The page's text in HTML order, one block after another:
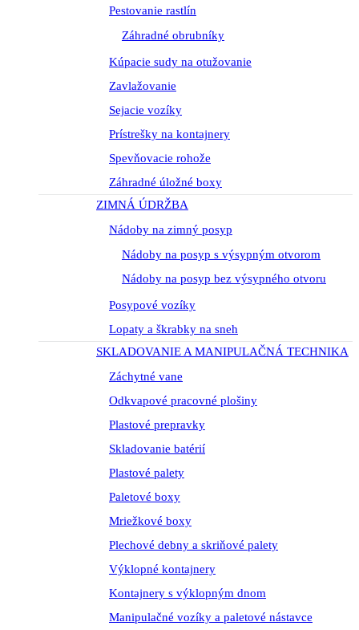
Pestovanie rastlín
Záhradné obrubníky
Kúpacie sudy na otužovanie
Zavlažovanie
Sejacie vozíky
Prístrešky na kontajnery
Spevňovacie rohože
Záhradné úložné boxy
ZIMNÁ ÚDRŽBA
Nádoby na zimný posyp
Nádoby na posyp s výsypným otvorom
Nádoby na posyp bez výsypného otvoru
Posypové vozíky
Lopaty a škrabky na sneh
SKLADOVANIE A MANIPULAČNÁ TECHNIKA
Záchytné vane
Odkvapové pracovné plošiny
Plastové prepravky
Skladovanie batérií
Plastové palety
Paletové boxy
Mriežkové boxy
Plechové debny a skriňové palety
Výklopné kontajnery
Kontajnery s výklopným dnom
Manipulačné vozíky a paletové nástavce